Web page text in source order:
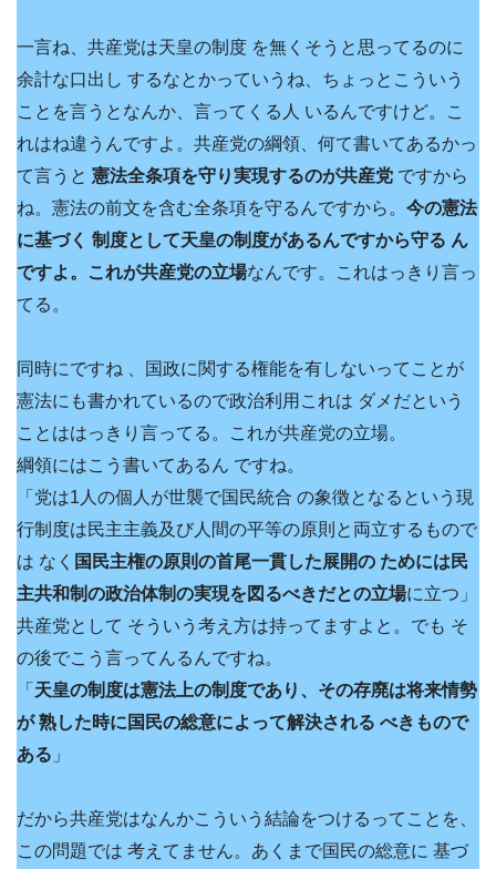
一言ね、共産党は天皇の制度 を無くそうと思ってるのに
余計な口出し するなとかっていうね、ちょっとこういう
ことを言うとなんか、言ってくる人 いるんですけど。こ
れはね違うんですよ。共産党の綱領、何て書いてあるかっ
て言うと 憲法全条項を守り実現するのが共産党 ですから
ね。憲法の前文を含む全条項を守るんですから。 今の憲法
に基づく 制度として天皇の制度があるんですから守る ん
ですよ。これが共産党の立場なんです。これはっきり言っ
てる。
同時にですね 、国政に関する権能を有しないってことが
憲法にも書かれているので政治利用これは ダメだという
ことははっきり言ってる。これが共産党の立場。
綱領にはこう書いてあるん ですね。
「党は1人の個人が世襲で国民統合 の象徴となるという現
行制度は民主主義及び人間の平等の原則と両立するもので
は なく 国民主権の原則の首尾一貫した展開の ためには民
主共和制の政治体制の実現を図るべきだとの立場に立つ」
共産党として そういう考え方は持ってますよと。でも そ
の後でこう言ってんるんですね。
「 天皇の制度は憲法上の制度であり、その存廃は将来情勢
が 熟した時に国民の総意によって解決される べきもので
ある 」
だから共産党はなんかこういう結論をつけるってことを、
この問題では 考えてません。あくまで国民の総意に 基づ